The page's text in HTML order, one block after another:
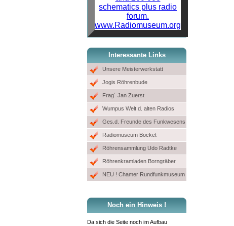
www.Radiomuseum.org
Interessante Links
Unsere Meisterwerkstatt
Jogis Röhrenbude
Frag´ Jan Zuerst
Wumpus Welt d. alten Radios
Ges.d. Freunde des Funkwesens
Radiomuseum Bocket
Röhrensammlung Udo Radtke
Röhrenkramladen Borngräber
NEU ! Chamer Rundfunkmuseum
Noch ein Hinweis !
Da sich die Seite noch im Aufbau